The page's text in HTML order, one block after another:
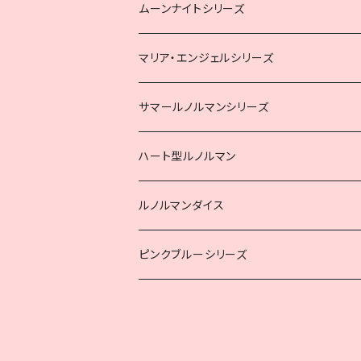
ムーンナイトシリーズ
マリア・エンジェルシリーズ
サマールノルマンシリーズ
ハート型ルノルマン
ルノルマンダイス
ピンクブルーシリーズ